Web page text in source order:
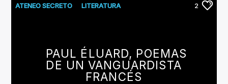
ATENEO SECRETO LITERATURA 2
PAUL ÉLUARD, POEMAS
DE UN VANGUARDISTA
FRANCÉS